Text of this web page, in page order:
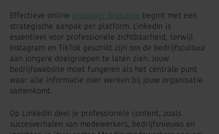
Effectieve online employer branding begint met een
strategische aanpak per platform. LinkedIn is
essentieel voor professionele zichtbaarheid, terwijl
Instagram en TikTok geschikt zijn om de bedrijfscultuur
aan jongere doelgroepen te laten zien. Jouw
bedrijfswebsite moet fungeren als het centrale punt
waar alle informatie over werken bij jouw organisatie
samenkomt.
Op LinkedIn deel je professionele content, zoals
succesverhalen van medewerkers, bedrijfsnieuws en